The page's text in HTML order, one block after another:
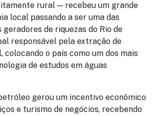
rural — recebeu um grande
local passando a ser uma das
de riquezas do Rio de
responsável pela extração de
colocando o país como um dos mais
de estudos em águas
gerou um incentivo econômico
e turismo de negócios, recebendo